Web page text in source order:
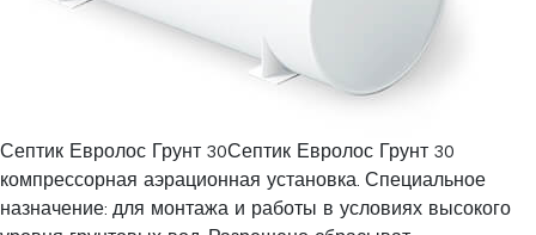
Септик Евролос Грунт 30Септик Евролос Грунт 30
компрессорная аэрационная установка. Специальное
назначение: для монтажа и работы в условиях высокого